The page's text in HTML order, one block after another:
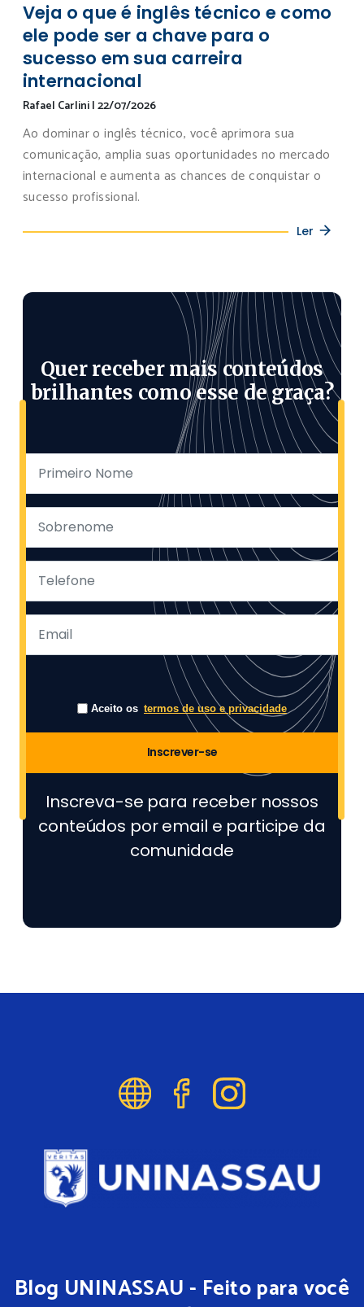
Veja o que é inglês técnico e como
ele pode ser a chave para o
sucesso em sua carreira
internacional
Rafael Carlini|22/07/2026
Ao dominar o inglês técnico, você aprimora sua
comunicação, amplia suas oportunidades no mercado
internacional e aumenta as chances de conquistar o
sucesso profissional.
Ler
Quer receber mais conteúdos
brilhantes como esse de graça?
Aceito os termos de uso e privacidade
Inscrever-se
Inscreva-se para receber nossos
conteúdos por email e participe da
comunidade
Blog UNINASSAU - Feito para você